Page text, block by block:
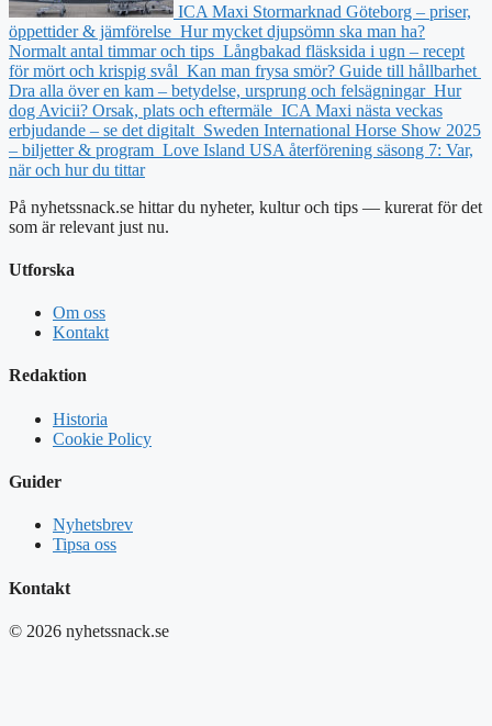
ICA Maxi Stormarknad Göteborg – priser,
öppettider & jämförelse Hur mycket djupsömn ska man ha?
Normalt antal timmar och tips Långbakad fläsksida i ugn – recept
för mört och krispig svål Kan man frysa smör? Guide till hållbarhet
Dra alla över en kam – betydelse, ursprung och felsägningar Hur
dog Avicii? Orsak, plats och eftermäle ICA Maxi nästa veckas
erbjudande – se det digitalt Sweden International Horse Show 2025
– biljetter & program Love Island USA återförening säsong 7: Var,
när och hur du tittar
På nyhetssnack.se hittar du nyheter, kultur och tips — kurerat för det
som är relevant just nu.
Utforska
Om oss
Kontakt
Redaktion
Historia
Cookie Policy
Guider
Nyhetsbrev
Tipsa oss
Kontakt
© 2026 nyhetssnack.se